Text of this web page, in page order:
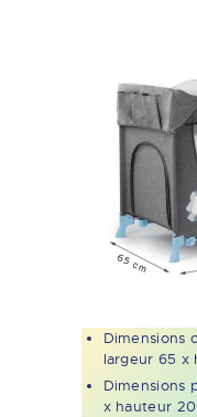
Dimensions
largeur 65 x
Dimensions
x hauteur